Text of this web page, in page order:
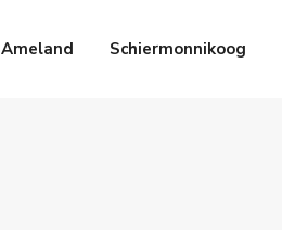
Ameland Schiermonnikoog